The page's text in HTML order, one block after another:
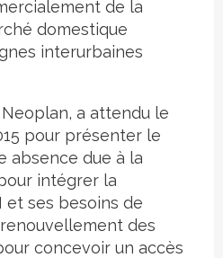
de la
domestique
interurbaines
a attendu le
pour présenter le
absence due à la
intégrer la
et ses besoins de
des
concevoir un accès